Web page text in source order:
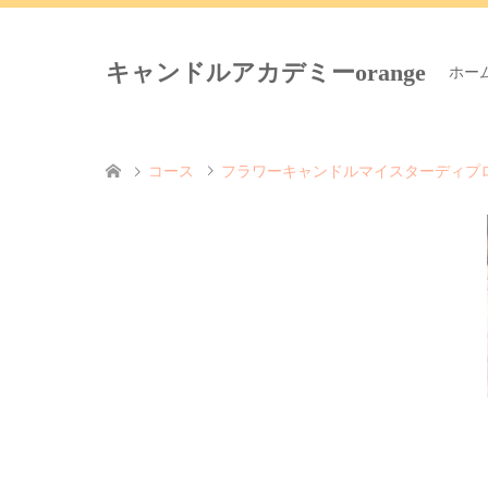
キャンドルアカデミーorange ホー
コース フラワーキャンドルマイスターディプ